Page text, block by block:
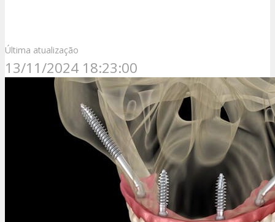
Última atualização
13/11/2024 18:23:00